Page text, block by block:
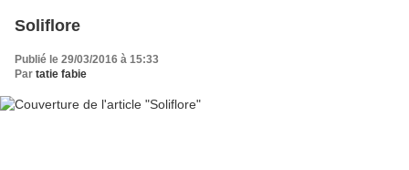
Soliflore
Publié le 29/03/2016 à 15:33
Par tatie fabie